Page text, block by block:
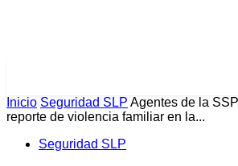
Inicio Seguridad SLP Agentes de la
reporte de violencia familiar en la...
Seguridad SLP